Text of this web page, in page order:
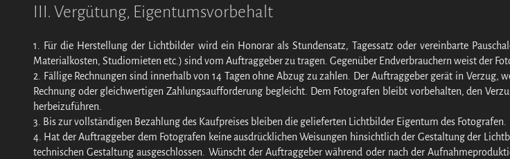
III. Vergütung, Eigentumsvorbehalt
1. Für die Herstellung der Lichtbilder wird ein Honorar als Stundensatz, Tagessatz oder vereinbarte
Materialkosten, Studiomieten etc.) sind vom Auftraggeber zu tragen. Gegenüber Endverbrauchern weist der
2. Fällige Rechnungen sind innerhalb von 14 Tagen ohne Abzug zu zahlen. Der Auftraggeber gerät in
Rechnung oder gleichwertigen Zahlungsaufforderung begleicht. Dem Fotografen bleibt vorbehalten, den
herbeizuführen.
3. Bis zur vollständigen Bezahlung des Kaufpreises bleiben die gelieferten Lichtbilder Eigentum des Fotografen.
4. Hat der Auftraggeber dem Fotografen keine ausdrücklichen Weisungen hinsichtlich der Gestaltung der
technischen Gestaltung ausgeschlossen. Wünscht der Auftraggeber während oder nach der